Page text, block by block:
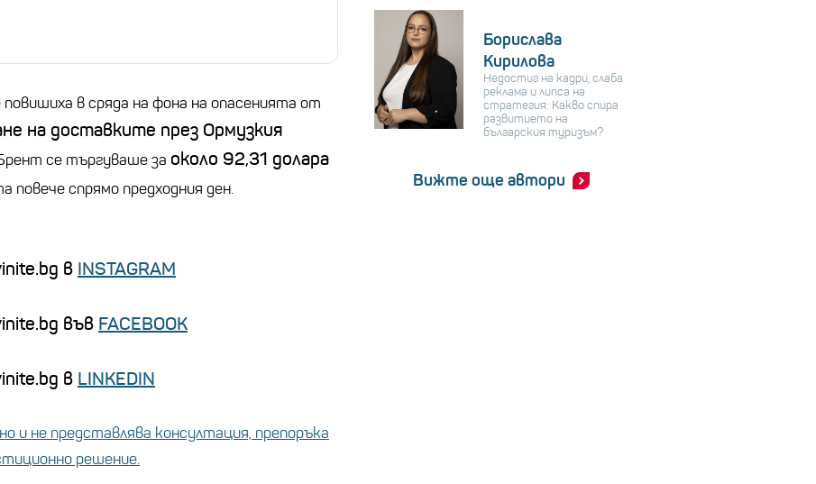
в сряда на фона на опасенията от
на доставките през Ормузкия
се търгуваше за около 92,31 долара
повече спрямо предходния ден.
в INSTAGRAM
във FACEBOOK
в LINKEDIN
и не представлява консултация, препоръка
решение.
Борислава
Кирилова
Недостиг на кадри, слаба
реклама и липса на
стратегия: Какво спира
развитието на
българския туризъм?
Вижте още автори